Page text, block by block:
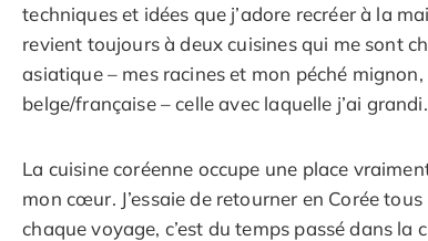
techniques et idées que j’adore recréer à la
revient toujours à deux cuisines qui me sont
asiatique – mes racines et mon péché
belge/française – celle avec laquelle j’ai grandi.
La cuisine coréenne occupe une place
mon cœur. J’essaie de retourner en Corée
chaque voyage, c’est du temps passé dans la